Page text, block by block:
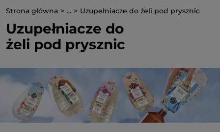
Strona główna ... Uzupełniacze do żeli pod prysznic
Uzupełniacze do
żeli pod prysznic